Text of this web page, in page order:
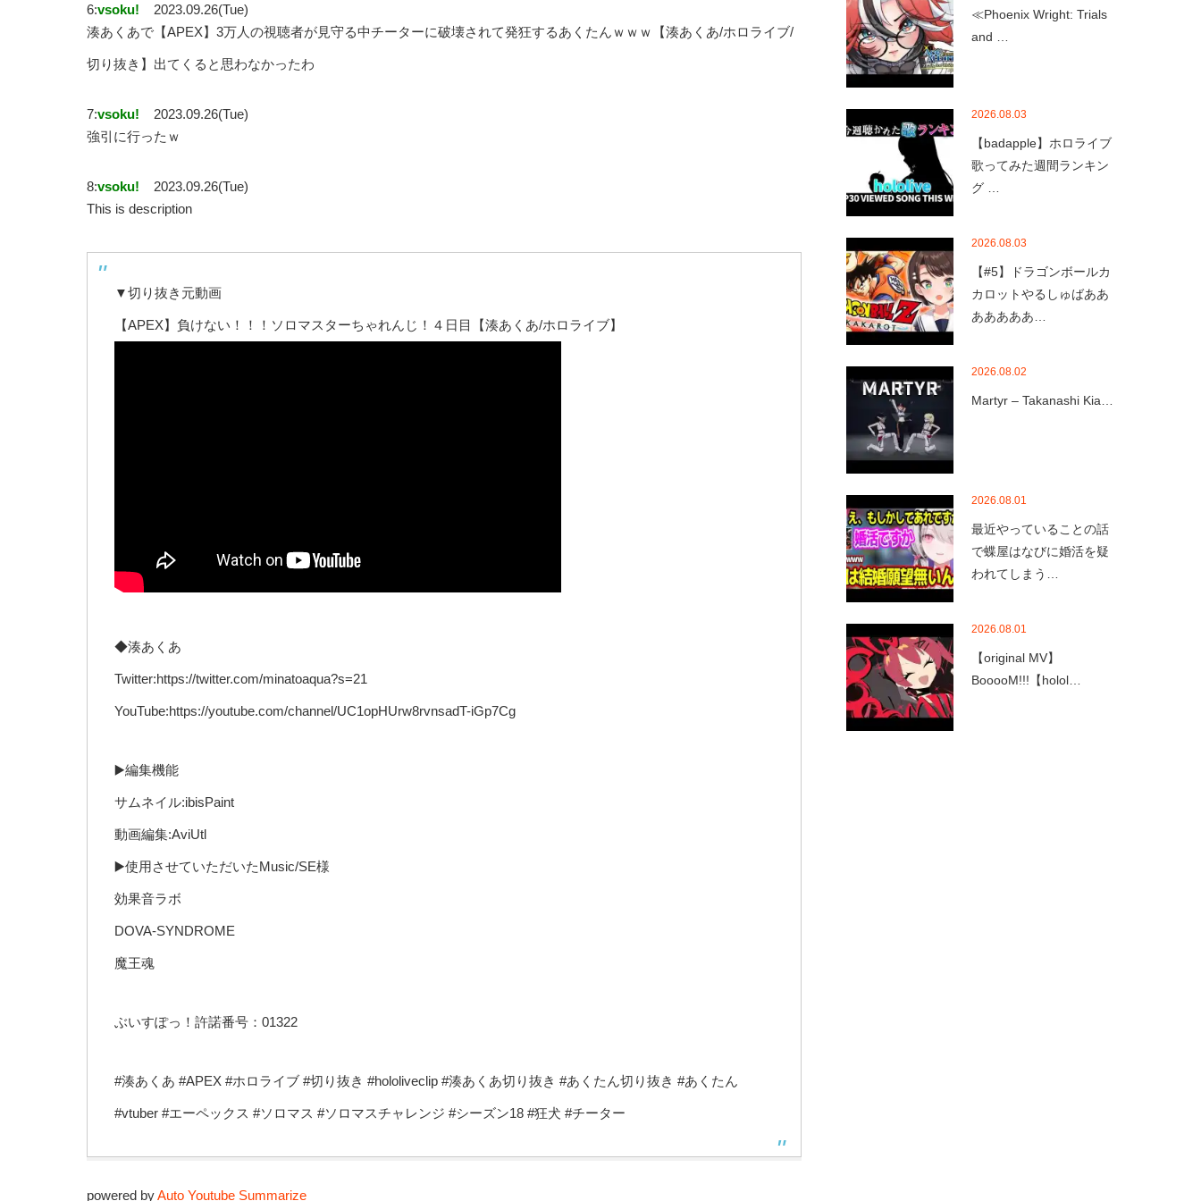
6:vsoku!
2023.09.26(Tue)
湊あくあで【APEX】3万人の視聴者が見守る中チーターに破壊されて発狂するあくたんｗｗｗ【湊あくあ/ホロライブ/
切り抜き】出てくると思わなかったわ
7:vsoku!
2023.09.26(Tue)
強引に行ったｗ
8:vsoku!
2023.09.26(Tue)
This is description
▼切り抜き元動画
【APEX】負けない！！！ソロマスターちゃれんじ！４日目【湊あくあ/ホロライブ】
◆湊あくあ
Twitter:https://twitter.com/minatoaqua?s=21
YouTube:https://youtube.com/channel/UC1opHUrw8rvnsadT-iGp7Cg
▶️編集機能
サムネイル:ibisPaint
動画編集:AviUtl
▶️使用させていただいたMusic/SE様
効果音ラボ
DOVA-SYNDROME
魔王魂
ぶいすぽっ！許諾番号：01322
#湊あくあ #APEX #ホロライブ #切り抜き #hololiveclip #湊あくあ切り抜き #あくたん切り抜き #あくたん
#vtuber #エーペックス #ソロマス #ソロマスチャレンジ #シーズン18 #狂犬 #チーター
powered byAuto Youtube Summarize
≪Phoenix Wright: Trials
and …
2026.08.03
【badapple】ホロライブ
歌ってみた週間ランキン
グ …
2026.08.03
【#5】ドラゴンボールカ
カロットやるしゅばああ
あああああ…
2026.08.02
Martyr – Takanashi Kia…
2026.08.01
最近やっていることの話
で蝶屋はなびに婚活を疑
われてしまう…
2026.08.01
【original MV】
BooooM!!!【holol…